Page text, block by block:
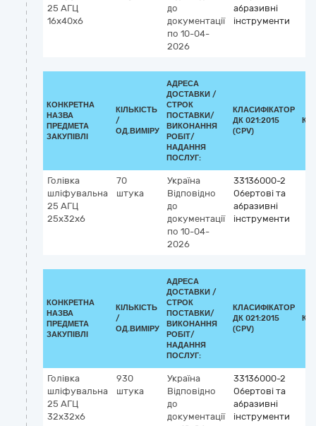
25 АГЦ
16х40х6
до
документації
по 10-04-
2026
абразивні
інструменти
КОНКРЕТНА
НАЗВА
ПРЕДМЕТА
ЗАКУПІВЛІ
КІЛЬКІСТЬ
/
ОД.ВИМІРУ
АДРЕСА
ДОСТАВКИ /
СТРОК
ПОСТАВКИ/
ВИКОНАННЯ
РОБІТ/
НАДАННЯ
ПОСЛУГ:
КЛАСИФІКАТОР
ДК 021:2015
(CPV)
Голівка
шліфувальна
25 АГЦ
25х32х6
70
штука
Україна
Відповідно
до
документації
по 10-04-
2026
33136000-2
Обертові та
абразивні
інструменти
КОНКРЕТНА
НАЗВА
ПРЕДМЕТА
ЗАКУПІВЛІ
КІЛЬКІСТЬ
/
ОД.ВИМІРУ
АДРЕСА
ДОСТАВКИ /
СТРОК
ПОСТАВКИ/
ВИКОНАННЯ
РОБІТ/
НАДАННЯ
ПОСЛУГ:
КЛАСИФІКАТОР
ДК 021:2015
(CPV)
Голівка
шліфувальна
25 АГЦ
32х32х6
930
штука
Україна
Відповідно
до
документації
33136000-2
Обертові та
абразивні
інструменти